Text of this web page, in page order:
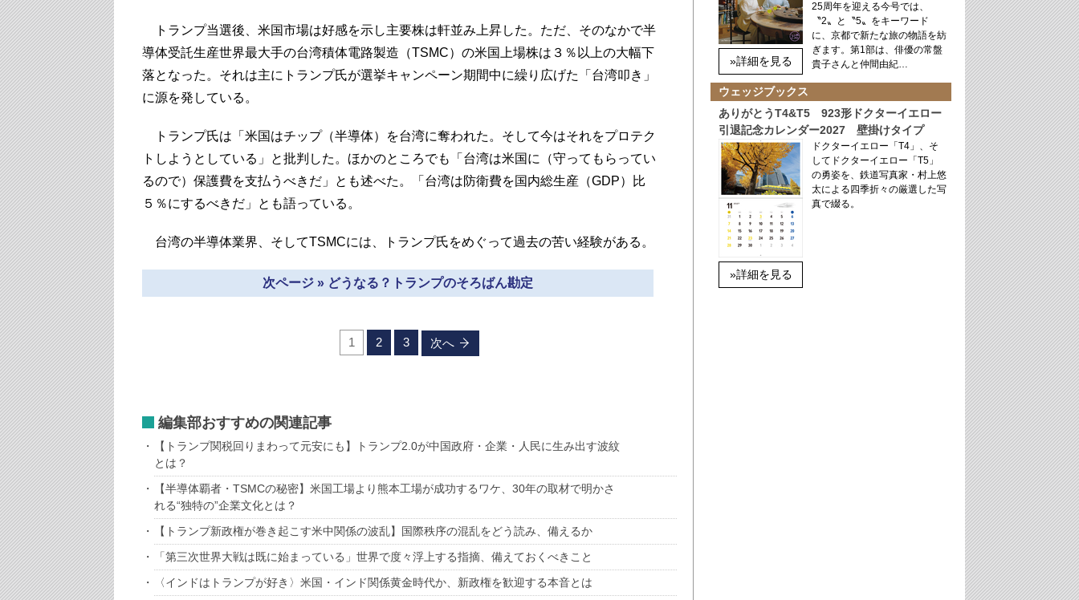
トランプ当選後、米国市場は好感を示し主要株は軒並み上昇した。ただ、そのなかで半
導体受託生産世界最大手の台湾積体電路製造（TSMC）の米国上場株は３％以上の大幅下
落となった。それは主にトランプ氏が選挙キャンペーン期間中に繰り広げた「台湾叩き」
に源を発している。
トランプ氏は「米国はチップ（半導体）を台湾に奪われた。そして今はそれをプロテク
トしようとしている」と批判した。ほかのところでも「台湾は米国に（守ってもらってい
るので）保護費を支払うべきだ」とも述べた。「台湾は防衛費を国内総生産（GDP）比
５％にするべきだ」とも語っている。
台湾の半導体業界、そしてTSMCには、トランプ氏をめぐって過去の苦い経験がある。
次ページ » どうなる？トランプのそろばん勘定
1 2 3 次へ
編集部おすすめの関連記事
【トランプ関税回りまわって元安にも】トランプ2.0が中国政府・企業・人民に生み出す波紋
とは？
【半導体覇者・TSMCの秘密】米国工場より熊本工場が成功するワケ、30年の取材で明かさ
れる“独特の”企業文化とは？
【トランプ新政権が巻き起こす米中関係の波乱】国際秩序の混乱をどう読み、備えるか
「第三次世界大戦は既に始まっている」世界で度々浮上する指摘、備えておくべきこと
〈インドはトランプが好き〉米国・インド関係黄金時代か、新政権を歓迎する本音とは
»詳細を見る
25周年を迎える今号では、
〝2〟と〝5〟をキーワード
に、京都で新たな旅の物語を紡
ぎます。第1部は、俳優の常盤
貴子さんと仲間由紀…
ウェッジブックス
ありがとうT4&T5 923形ドクターイエロー
引退記念カレンダー2027 壁掛けタイプ
»詳細を見る
ドクターイエロー「T4」、そ
してドクターイエロー「T5」
の勇姿を、鉄道写真家・村上悠
太による四季折々の厳選した写
真で綴る。